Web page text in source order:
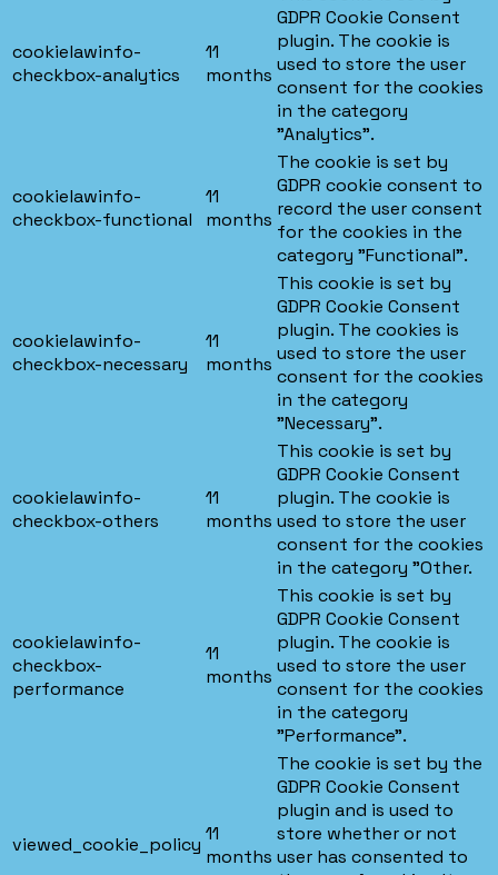
cookielawinfo-
checkbox-analytics
11
months
GDPR Cookie Consent
plugin. The cookie is
used to store the user
consent for the cookies
in the category
"Analytics".
cookielawinfo-
checkbox-functional
11
months
The cookie is set by
GDPR cookie consent to
record the user consent
for the cookies in the
category "Functional".
cookielawinfo-
checkbox-necessary
11
months
This cookie is set by
GDPR Cookie Consent
plugin. The cookies is
used to store the user
consent for the cookies
in the category
"Necessary".
cookielawinfo-
checkbox-others
11
months
This cookie is set by
GDPR Cookie Consent
plugin. The cookie is
used to store the user
consent for the cookies
in the category "Other.
cookielawinfo-
checkbox-
performance
11
months
This cookie is set by
GDPR Cookie Consent
plugin. The cookie is
used to store the user
consent for the cookies
in the category
"Performance".
viewed_cookie_policy 11
months
The cookie is set by the
GDPR Cookie Consent
plugin and is used to
store whether or not
user has consented to